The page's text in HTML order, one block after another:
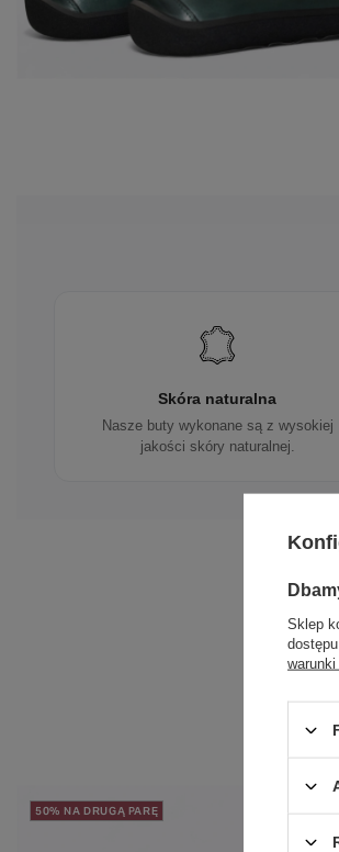
Skóra naturalna
Nasze buty wykonane są z wysokiej
jakości skóry naturalnej.
50% NA DRUGĄ PARĘ
Sklep